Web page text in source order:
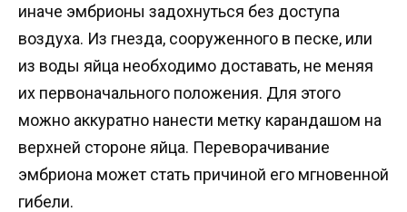
иначе эмбрионы задохнуться без доступа
воздуха. Из гнезда, сооруженного в песке, или
из воды яйца необходимо доставать, не меняя
их первоначального положения. Для этого
можно аккуратно нанести метку карандашом на
верхней стороне яйца. Переворачивание
эмбриона может стать причиной его мгновенной
гибели.